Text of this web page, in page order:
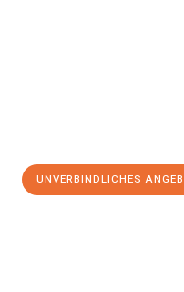
UNVERBINDLICHES